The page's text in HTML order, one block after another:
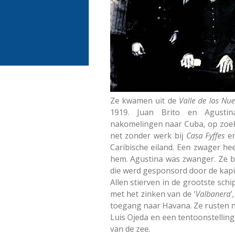
Ze kwamen uit de Valle de los
1919. Juan Brito en
nakomelingen naar Cuba, op
net zonder werk bij Casa Fyffes
Caribische eiland. Een zwager
hem. Agustina was zwanger. Ze
die werd gesponsord door de
Allen stierven in de grootste
met het zinken van de ‘Valbanera
toegang naar Havana. Ze rusten
Luis Ojeda en een
van de zee.